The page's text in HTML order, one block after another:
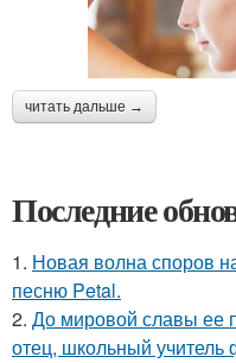
читать дальше →
Последние
1. Новая волна споров
песню Petal.
2. До мировой славы ее
отец, школьный учитель